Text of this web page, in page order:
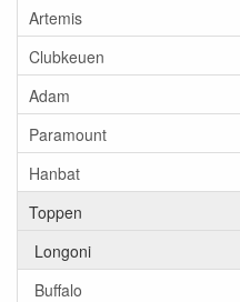
Artemis
Clubkeuen
Adam
Paramount
Hanbat
Toppen
Longoni
Buffalo